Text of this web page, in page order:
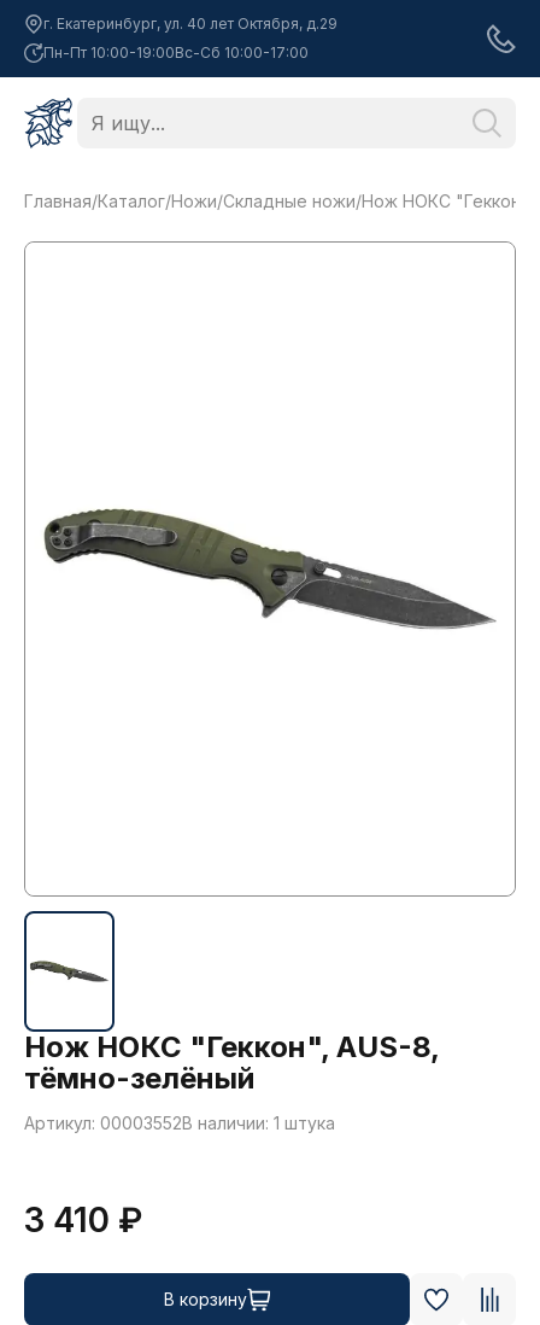
г. Екатеринбург, ул. 40 лет Октября, д.29
Пн-Пт 10:00-19:00Вс-Сб 10:00-17:00
Главная/Каталог/Ножи/Складные ножи/Нож НОКС "Геккон",
Нож НОКС "Геккон", AUS-8,
тёмно-зелёный
Артикул: 00003552В наличии: 1 штука
3 410 ₽
В корзину